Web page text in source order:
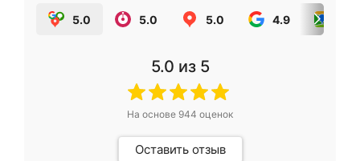
5.0 5.0 5.0 4.9
5.0 из 5
На основе 944 оценок
Оставить отзыв